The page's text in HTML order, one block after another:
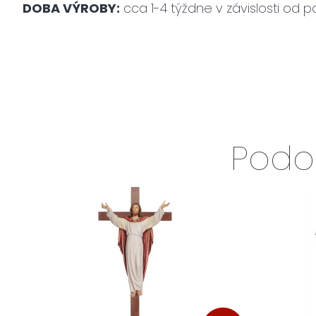
DOBA VÝROBY: cca 1-4 týždne v závislosti od